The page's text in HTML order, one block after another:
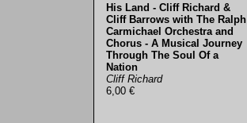
His Land - Cliff Richard &
Cliff Barrows with The Ralph
Carmichael Orchestra and
Chorus - A Musical Journey
Through The Soul Of a
Nation
Cliff Richard
6,00 €